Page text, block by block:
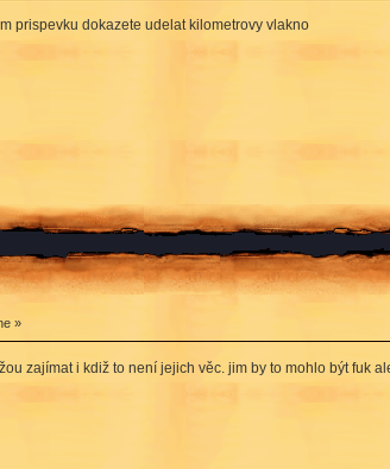
prispevku dokazete udelat kilometrovy vlakno
»
zajímat i kdiž to není jejich věc. jim by to mohlo být fuk